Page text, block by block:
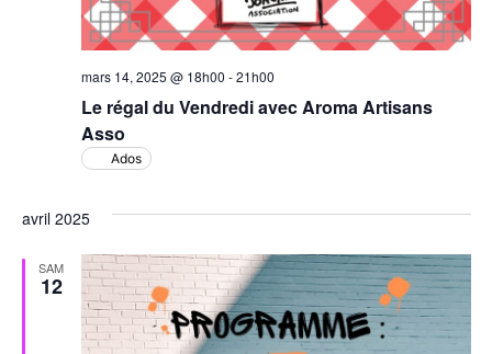
Le régal du Vendredi avec Aroma Artisans
Asso
mars 14, 2025 @ 18h00 -21h00
Ados
avril 2025
SAM
12